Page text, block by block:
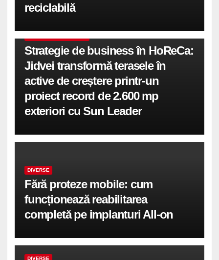
reciclabilă
Strategie de business în HoReCa:
Jidvei transformă terasele în
active de creștere printr-un
proiect record de 2.600 mp
exteriori cu Sun Leader
DIVERSE
Fără proteze mobile: cum
funcționează reabilitarea
completă pe implanturi All-on
DIVERSE